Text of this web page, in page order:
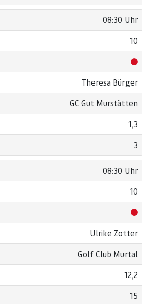
08:30 Uhr
10
Theresa Bürger
GC Gut Murstätten
1,3
3
08:30 Uhr
10
Ulrike Zotter
Golf Club Murtal
12,2
15